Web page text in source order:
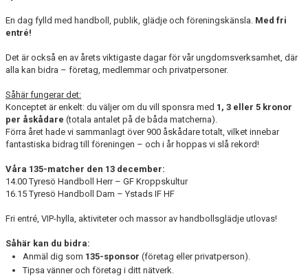
En dag fylld med handboll, publik, glädje och föreningskänsla. Med fri
entré!
Det är också en av årets viktigaste dagar för vår ungdomsverksamhet, där
alla kan bidra – företag, medlemmar och privatpersoner.
Såhär fungerar det:
Konceptet är enkelt: du väljer om du vill sponsra med 1, 3 eller 5 kronor
per åskådare (totala antalet på de båda matcherna).
Förra året hade vi sammanlagt över 900 åskådare totalt, vilket innebar
fantastiska bidrag till föreningen – och i år hoppas vi slå rekord!
Våra 135-matcher den 13 december:
14.00 Tyresö Handboll Herr – GF Kroppskultur
16.15 Tyresö Handboll Dam – Ystads IF HF
Fri entré, VIP-hylla, aktiviteter och massor av handbollsglädje utlovas!
Såhär kan du bidra:
Anmäl dig som 135-sponsor (företag eller privatperson).
Tipsa vänner och företag i ditt nätverk.